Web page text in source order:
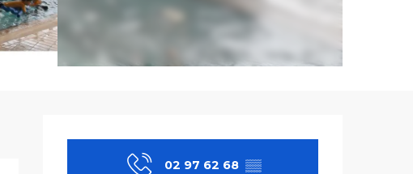
Ouverture et
02 97 62 68 ▒▒